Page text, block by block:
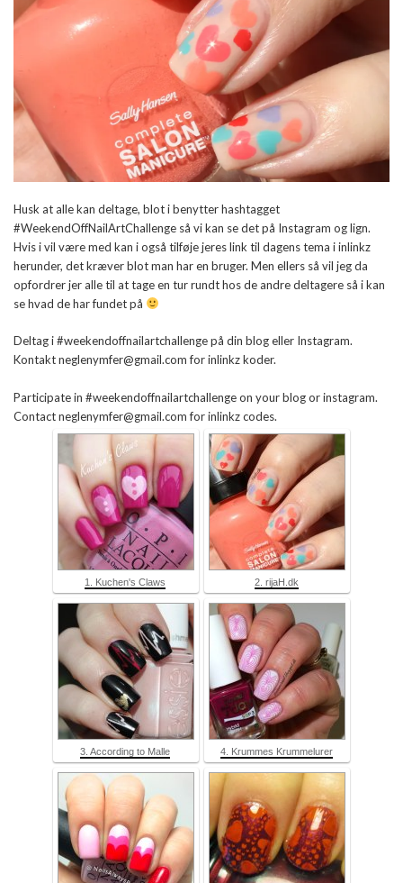
Husk at alle kan deltage, blot i benytter hashtagget
#WeekendOffNailArtChallenge så vi kan se det på Instagram og lign.
Hvis i vil være med kan i også tilføje jeres link til dagens tema i inlinkz
herunder, det kræver blot man har en bruger. Men ellers så vil jeg da
opfordrer jer alle til at tage en tur rundt hos de andre deltagere så i kan
se hvad de har fundet på
Deltag i #weekendoffnailartchallenge på din blog eller Instagram.
Kontakt neglenymfer@gmail.com for inlinkz koder.
Participate in #weekendoffnailartchallenge on your blog or instagram.
Contact neglenymfer@gmail.com for inlinkz codes.
1. Kuchen's Claws 2. rijaH.dk
3. According to Malle 4. Krummes Krummelurer